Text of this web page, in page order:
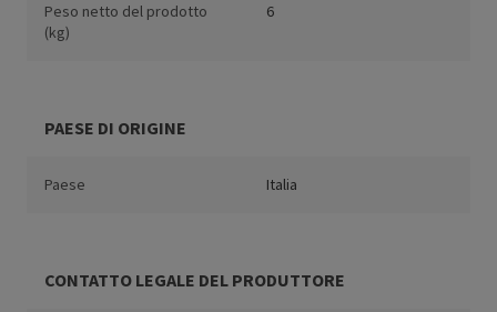
Peso netto del prodotto
(kg)
6
PAESE DI ORIGINE
Paese Italia
CONTATTO LEGALE DEL PRODUTTORE